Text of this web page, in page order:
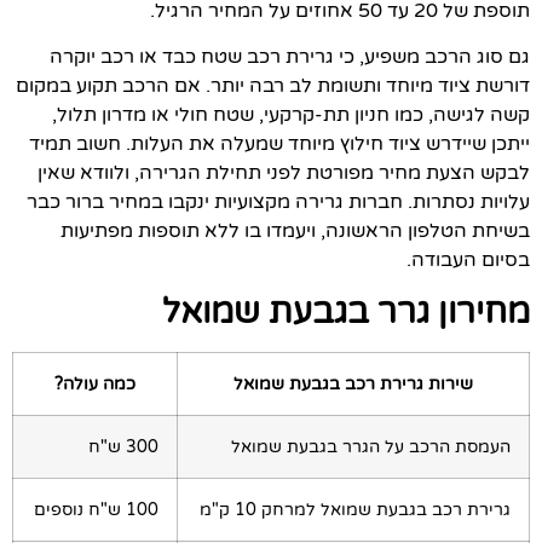
תוספת של 20 עד 50 אחוזים על המחיר הרגיל.
גם סוג הרכב משפיע, כי גרירת רכב שטח כבד או רכב יוקרה
דורשת ציוד מיוחד ותשומת לב רבה יותר. אם הרכב תקוע במקום
קשה לגישה, כמו חניון תת-קרקעי, שטח חולי או מדרון תלול,
ייתכן שיידרש ציוד חילוץ מיוחד שמעלה את העלות. חשוב תמיד
לבקש הצעת מחיר מפורטת לפני תחילת הגרירה, ולוודא שאין
עלויות נסתרות. חברות גרירה מקצועיות ינקבו במחיר ברור כבר
בשיחת הטלפון הראשונה, ויעמדו בו ללא תוספות מפתיעות
בסיום העבודה.
מחירון גרר בגבעת שמואל
שירות גרירת רכב בגבעת שמואל כמה עולה?
העמסת הרכב על הגרר בגבעת שמואל 300 ש"ח
גרירת רכב בגבעת שמואל למרחק 10 ק"מ 100 ש"ח נוספים